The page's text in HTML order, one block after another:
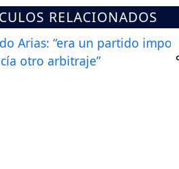
RELACIONADOS